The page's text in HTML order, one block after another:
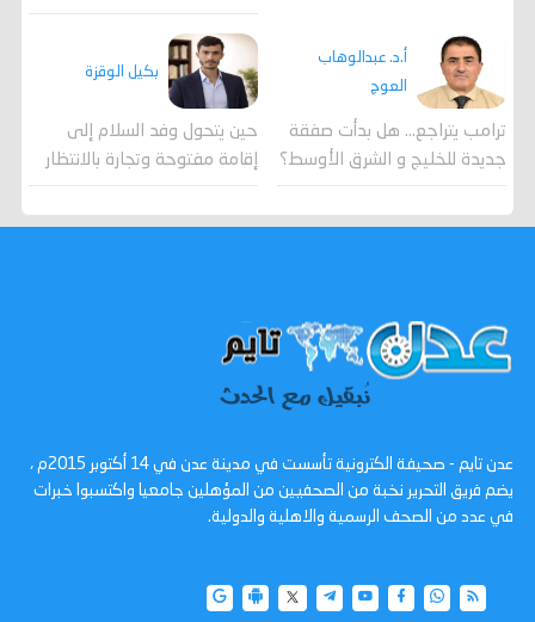
أ.د. عبدالوهاب
العوج
ترامب يتراجع... هل بدأت صفقة
جديدة للخليج و الشرق الأوسط؟
بكيل الوقزة
حين يتحول وفد السلام إلى
إقامة مفتوحة وتجارة بالانتظار
عدن تايم - صحيفة الكترونية تأسست في مدينة عدن في 14 أكتوبر 2015م ،
يضم فريق التحرير نخبة من الصحفيين من المؤهلين جامعيا واكتسبوا خبرات
في عدد من الصحف الرسمية والاهلية والدولية.